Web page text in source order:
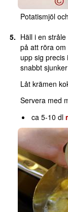
Potatismjöl
Häll i en
på att röra
upp sig
snabbt
Låt krämen
Servera med
ca 5-10 dl